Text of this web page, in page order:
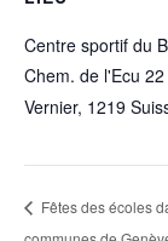
Centre sportif du
Chem. de l'Ecu 22
Vernier, 1219
Fêtes des écoles